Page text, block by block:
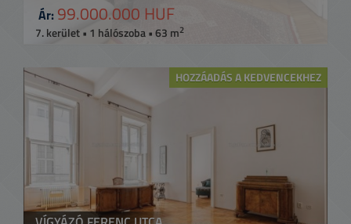
Ár: 99.000.000 HUF
7. kerület • 1 hálószoba • 63 m2
HOZZÁADÁS A KEDVENCEKHEZ